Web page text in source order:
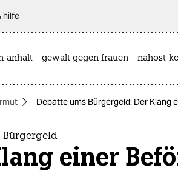
hilfe
anhalt gewalt gegen frauen nahost-
Debatte ums Bürgergeld: Der Klang
Bürgergeld
einer